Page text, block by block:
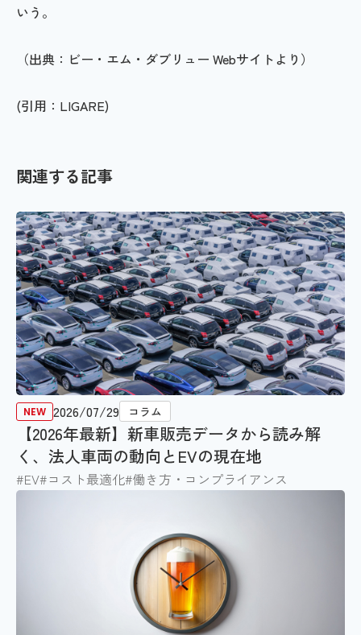
いう。
（出典：ビー・エム・ダブリュー Webサイトより）
(引用：LIGARE)
関連する記事
2026/07/29 コラム
【2026年最新】新車販売データから読み解
く、法人車両の動向とEVの現在地
#EV#コスト最適化#働き方・コンプライアンス